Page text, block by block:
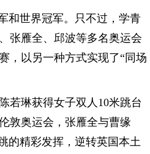
和世界冠军。只不过，学青
张雁全、邱波等多名奥运会
，以另一种方式实现了“同场
若琳获得女子双人10米跳台
敦奥运会，张雁全与曹缘
的精彩发挥，逆转英国本土